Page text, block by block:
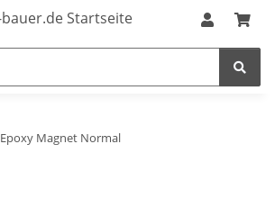
Epoxy Magnet Normal